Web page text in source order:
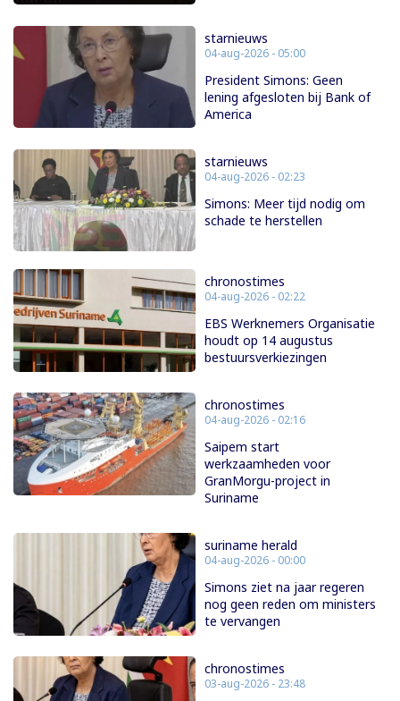
starnieuws
04-aug-2026 - 05:00
President Simons: Geen
lening afgesloten bij Bank of
America
starnieuws
04-aug-2026 - 02:23
Simons: Meer tijd nodig om
schade te herstellen
chronostimes
04-aug-2026 - 02:22
EBS Werknemers Organisatie
houdt op 14 augustus
bestuursverkiezingen
chronostimes
04-aug-2026 - 02:16
Saipem start
werkzaamheden voor
GranMorgu-project in
Suriname
suriname herald
04-aug-2026 - 00:00
Simons ziet na jaar regeren
nog geen reden om ministers
te vervangen
chronostimes
03-aug-2026 - 23:48